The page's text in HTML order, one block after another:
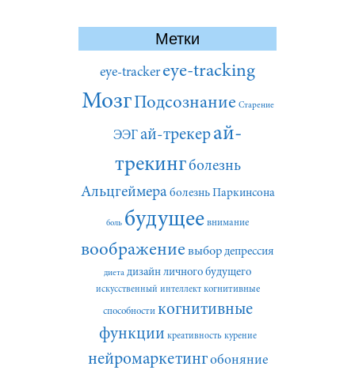
Метки
eye-tracker eye-tracking
МозгПодсознание Старение
ЭЭГай-трекерай-
трекингболезнь
Альцгеймера болезнь Паркинсона
боль будущее внимание
воображение выбор депрессия
диета дизайн личного будущего
искусственный интеллект когнитивные
способности когнитивные
функции креативность курение
нейромаркетингобоняние